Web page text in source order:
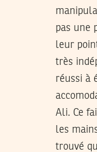
pas une
leur
très
réussi à
Ali. Ce
les
trouvé